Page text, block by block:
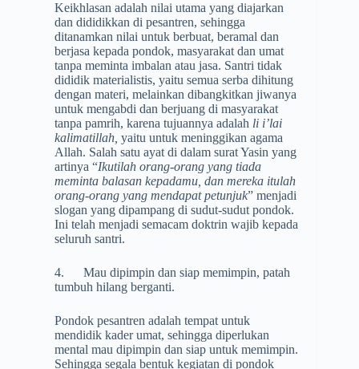
Keikhlasan adalah nilai utama yang diajarkan
dan dididikkan di pesantren, sehingga
ditanamkan nilai untuk berbuat, beramal dan
berjasa kepada pondok, masyarakat dan umat
tanpa meminta imbalan atau jasa. Santri tidak
dididik materialistis, yaitu semua serba dihitung
dengan materi, melainkan dibangkitkan jiwanya
untuk mengabdi dan berjuang di masyarakat
tanpa pamrih, karena tujuannya adalah li i’lai
kalimatillah, yaitu untuk meninggikan agama
Allah. Salah satu ayat di dalam surat Yasin yang
artinya “Ikutilah orang-orang yang tiada
meminta balasan kepadamu, dan mereka itulah
orang-orang yang mendapat petunjuk” menjadi
slogan yang dipampang di sudut-sudut pondok.
Ini telah menjadi semacam doktrin wajib kepada
seluruh santri.
4. Mau dipimpin dan siap memimpin, patah
tumbuh hilang berganti.
Pondok pesantren adalah tempat untuk
mendidik kader umat, sehingga diperlukan
mental mau dipimpin dan siap untuk memimpin.
Sehingga segala bentuk kegiatan di pondok